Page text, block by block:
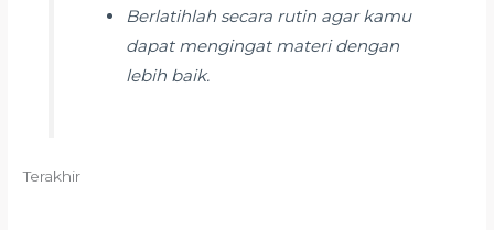
Berlatihlah secara rutin agar kamu
dapat mengingat materi dengan
lebih baik.
Terakhir